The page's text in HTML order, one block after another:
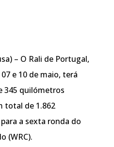
– O Rali de Portugal,
e 10 de maio, terá
345 quilómetros
total de 1.862
a sexta ronda do
(WRC).